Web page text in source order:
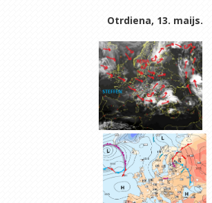
Otrdiena, 13. maijs.